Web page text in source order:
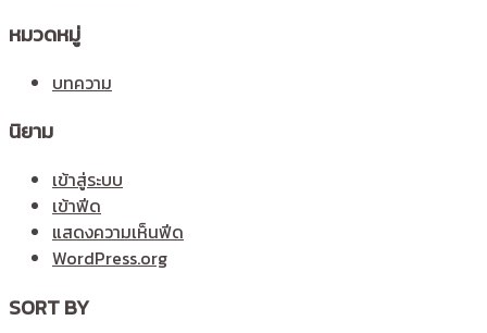
หมวดหมู่
บทความ
นิยาม
เข้าสู่ระบบ
เข้าฟีด
แสดงความเห็นฟีด
WordPress.org
SORT BY